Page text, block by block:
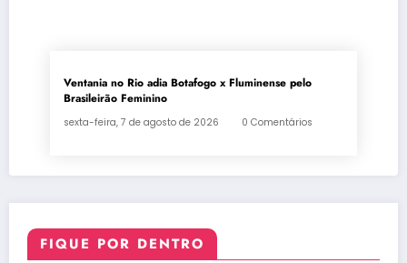
Ventania no Rio adia Botafogo x Fluminense pelo
Brasileirão Feminino
sexta-feira, 7 de agosto de 2026 0 Comentários
FIQUE POR DENTRO